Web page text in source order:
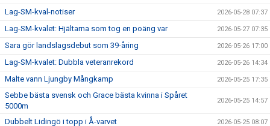
Lag-SM-kval-notiser 2026-05-28 07:37
Lag-SM-kvalet: Hjältarna som tog en poäng var 2026-05-27 07:35
Sara gör landslagsdebut som 39-åring 2026-05-26 17:00
Lag-SM-kvalet: Dubbla veteranrekord 2026-05-26 14:34
Malte vann Ljungby Mångkamp 2026-05-25 17:35
Sebbe bästa svensk och Grace bästa kvinna i Spåret
5000m
2026-05-25 14:57
Dubbelt Lidingö i topp i Å-varvet 2026-05-25 08:07